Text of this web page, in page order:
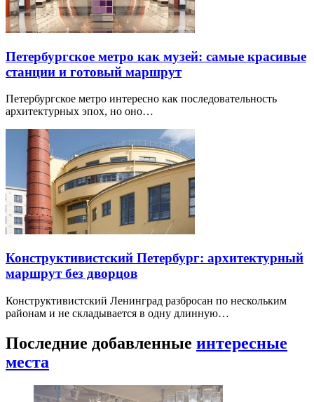
Петербургское метро как музей: самые красивые
станции и готовый маршрут
Петербургское метро интересно как последовательность
архитектурных эпох, но оно…
Конструктивистский Петербург: архитектурный
маршрут без дворцов
Конструктивистский Ленинград разбросан по нескольким
районам и не складывается в одну длинную…
Последние добавленные интересные
места